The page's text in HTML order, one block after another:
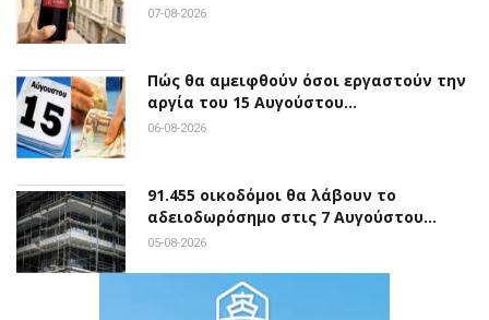
07-08-2026
Πώς θα αμειφθούν όσοι εργαστούν την
αργία του 15 Αυγούστου…
06-08-2026
91.455 οικοδόμοι θα λάβουν το
αδειοδωρόσημο στις 7 Αυγούστου…
05-08-2026